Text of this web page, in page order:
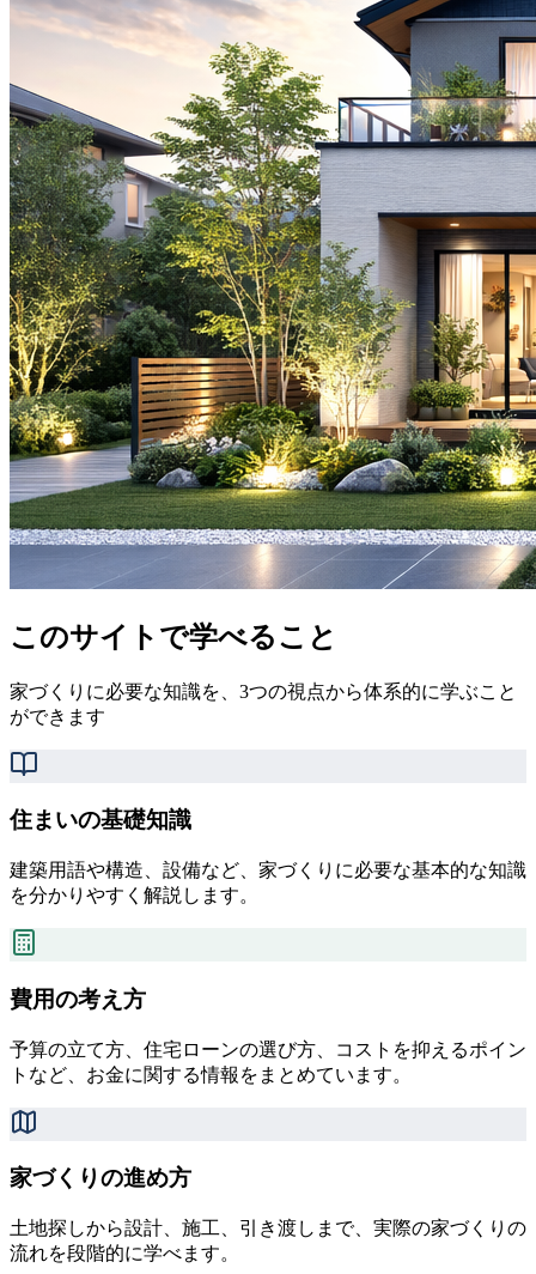
このサイトで学べること
家づくりに必要な知識を、3つの視点から体系的に学ぶこと
ができます
住まいの基礎知識
建築用語や構造、設備など、家づくりに必要な基本的な知識
を分かりやすく解説します。
費用の考え方
予算の立て方、住宅ローンの選び方、コストを抑えるポイン
トなど、お金に関する情報をまとめています。
家づくりの進め方
土地探しから設計、施工、引き渡しまで、実際の家づくりの
流れを段階的に学べます。